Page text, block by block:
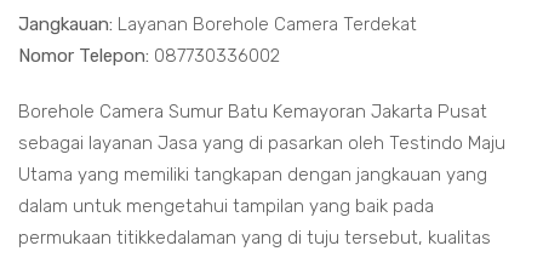
Jangkauan: Layanan Borehole Camera Terdekat
Nomor Telepon: 087730336002
Borehole Camera Sumur Batu Kemayoran Jakarta Pusat
sebagai layanan Jasa yang di pasarkan oleh Testindo Maju
Utama yang memiliki tangkapan dengan jangkauan yang
dalam untuk mengetahui tampilan yang baik pada
permukaan titikkedalaman yang di tuju tersebut, kualitas